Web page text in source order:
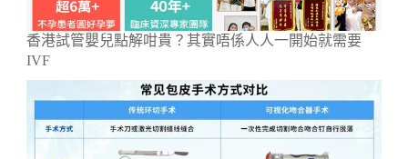
香港試管嬰兒點解咁貴？其實唔係人人一開始就需要
IVF